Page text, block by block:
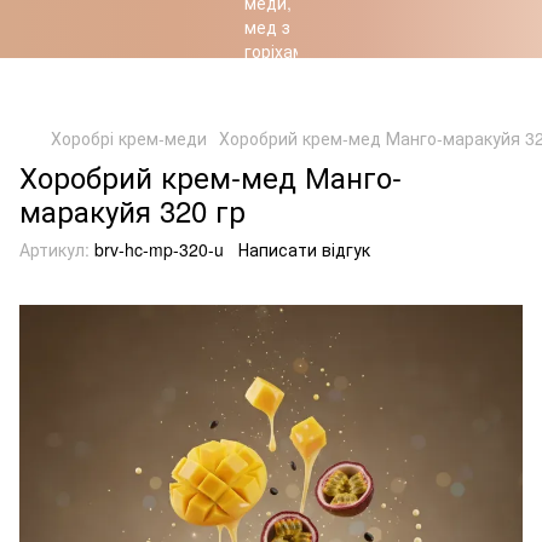
Хоробрі крем-меди Хоробрий крем-мед Манго-маракуйя
Хоробрий крем-мед Манго-
маракуйя 320 гр
Артикул: brv-hc-mp-320-u Написати відгук